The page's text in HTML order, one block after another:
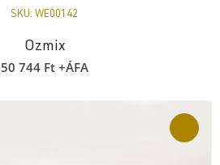
SKU: WE00142
Ozmix
50 744 Ft+ÁFA